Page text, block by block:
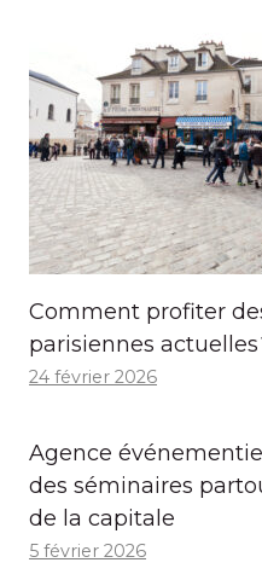
Comment profiter
parisiennes actuelles
24 février 2026
Agence
des séminaires
de la capitale
5 février 2026